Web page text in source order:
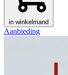
in winkelmand
Aanbieding